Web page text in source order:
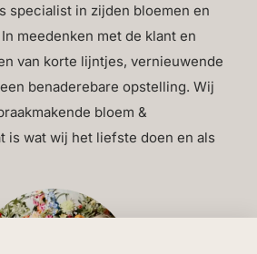
bijzonder maakt, is haar
te verfijnen zonder het
is klein, maar betekenisvol. Ideaal
op een plank, in een open kast of
aan een gedekte tafel. Ook in
ofBega M H30— ontstaat een
specialist in zijden bloemen en
meedenken met de klant en
van korte lijntjes, vernieuwende
benaderebare opstelling. Wij
bloem &
is wat wij het liefste doen en als